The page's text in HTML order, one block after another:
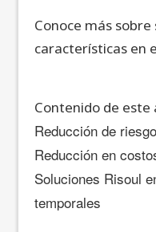
Conoce más
características en
Contenido de este
Reducción de
Reducción en
Soluciones Risoul
temporales